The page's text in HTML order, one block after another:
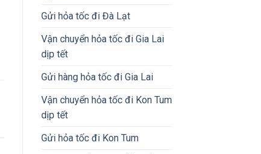
Gửi hỏa tốc đi Đà Lạt
Vận chuyển hỏa tốc đi Gia Lai
dịp tết
Gửi hàng hỏa tốc đi Gia Lai
Vận chuyển hỏa tốc đi Kon Tum
dịp tết
Gửi hỏa tốc đi Kon Tum